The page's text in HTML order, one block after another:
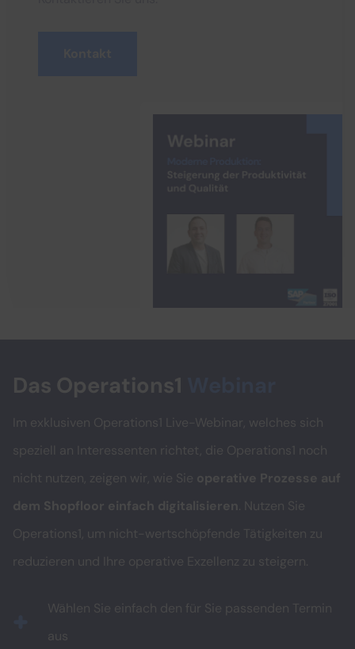
Das Operations1
Im exklusiven Operations1 Live-Webinar, welches sich
speziell an Interessenten richtet, die Operations1 noch
nicht nutzen, zeigen wir, wie Sie operative Prozesse auf
dem Shopfloor einfach digitalisieren . Nutzen Sie
Operations1, um nicht-wertschöpfende Tätigkeiten zu
reduzieren und Ihre operative Exzellenz zu steigern.
Wählen Sie einfach den für Sie passenden Termin
aus